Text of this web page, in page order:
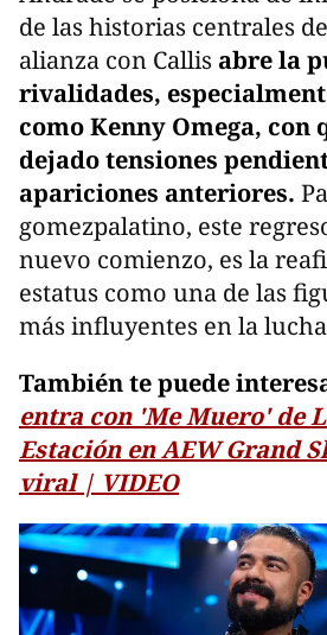
de las historias centrales
alianza con Callis abre la
rivalidades,
como Kenny Omega, con
dejado tensiones
apariciones anteriores.
gomezpalatino, este
nuevo comienzo, es la
estatus como una de las
más influyentes en la
También te puede
entra con 'Me Muero' de
Estación en AEW Grand
viral | VIDEO